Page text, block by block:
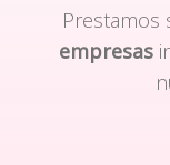
Prestamos
empresas